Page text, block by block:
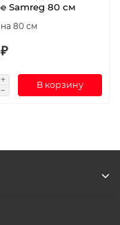
Samreg 80 см
80 см
В корзину